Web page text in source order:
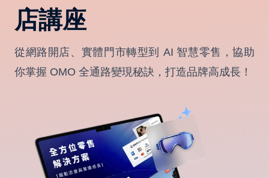
店講座
從網路開店、實體門市轉型到 AI 智慧零售，協助
你掌握 OMO 全通路變現秘訣，打造品牌高成長！